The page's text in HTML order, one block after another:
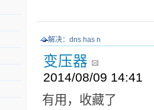
解决：dns has n
变压器
2014/08/09 14:41
有用，收藏了